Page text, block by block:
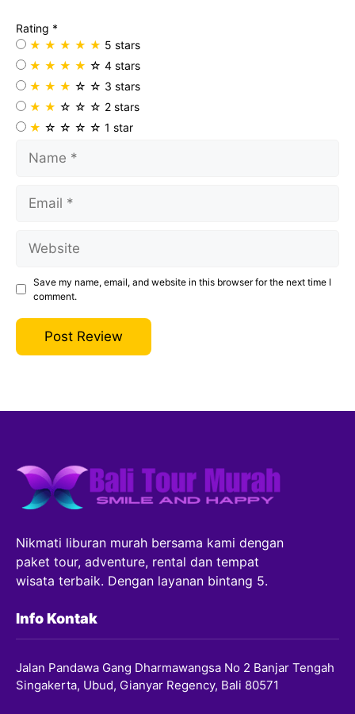
Rating *
★ ★ ★ ★ ★ 5 stars
★ ★ ★ ★ ☆ 4 stars
★ ★ ★ ☆ ☆ 3 stars
★ ★ ☆ ☆ ☆ 2 stars
★ ☆ ☆ ☆ ☆ 1 star
Save my name, email, and website in this browser for the next time I
comment.
Nikmati liburan murah bersama kami dengan
paket tour, adventure, rental dan tempat
wisata terbaik. Dengan layanan bintang 5.
Info Kontak
Jalan Pandawa Gang Dharmawangsa No 2 Banjar Tengah
Singakerta, Ubud, Gianyar Regency, Bali 80571